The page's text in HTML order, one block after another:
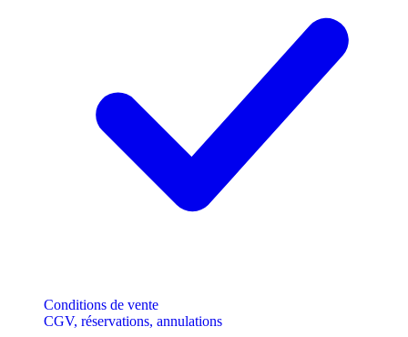
Conditions de vente
CGV, réservations, annulations